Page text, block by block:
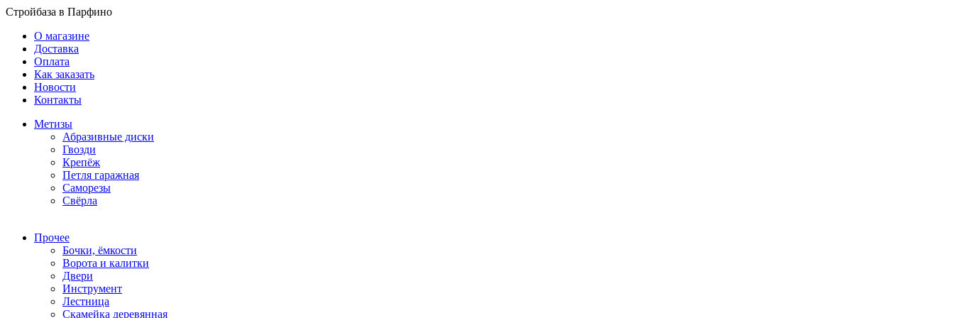
Стройбаза в Парфино
О магазине
Доставка
Оплата
Как заказать
Новости
Контакты
Метизы
Абразивные диски
Гвозди
Крепёж
Петля гаражная
Саморезы
Свёрла
Прочее
Бочки, ёмкости
Ворота и калитки
Двери
Инструмент
Лестница
Скамейка деревянная